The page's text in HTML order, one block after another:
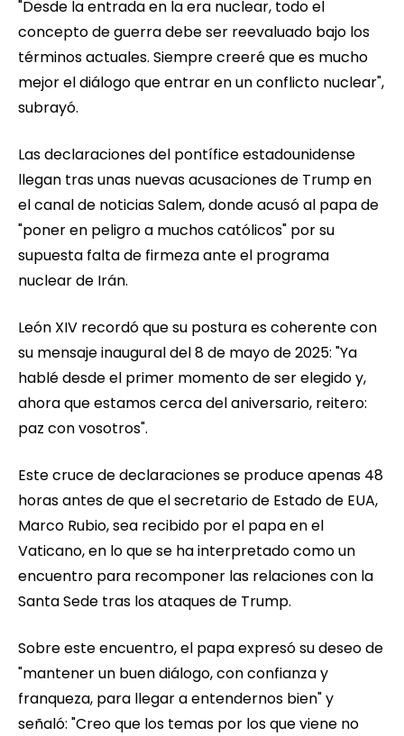
"Desde la entrada en la era nuclear, todo el
concepto de guerra debe ser reevaluado bajo los
términos actuales. Siempre creeré que es mucho
mejor el diálogo que entrar en un conflicto nuclear",
subrayó.
Las declaraciones del pontífice estadounidense
llegan tras unas nuevas acusaciones de Trump en
el canal de noticias Salem, donde acusó al papa de
"poner en peligro a muchos católicos" por su
supuesta falta de firmeza ante el programa
nuclear de Irán.
León XIV recordó que su postura es coherente con
su mensaje inaugural del 8 de mayo de 2025: "Ya
hablé desde el primer momento de ser elegido y,
ahora que estamos cerca del aniversario, reitero:
paz con vosotros".
Este cruce de declaraciones se produce apenas 48
horas antes de que el secretario de Estado de EUA,
Marco Rubio, sea recibido por el papa en el
Vaticano, en lo que se ha interpretado como un
encuentro para recomponer las relaciones con la
Santa Sede tras los ataques de Trump.
Sobre este encuentro, el papa expresó su deseo de
"mantener un buen diálogo, con confianza y
franqueza, para llegar a entendernos bien" y
señaló: "Creo que los temas por los que viene no